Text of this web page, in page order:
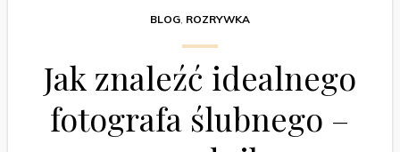
BLOG, ROZRYWKA
Jak znaleźć idealnego
fotografa ślubnego –